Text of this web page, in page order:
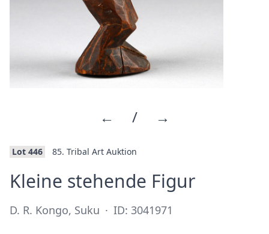
← / →
Lot 446 85. Tribal Art Auktion
Kleine stehende Figur·
D. R. Kongo, Suku · ID: 3041971